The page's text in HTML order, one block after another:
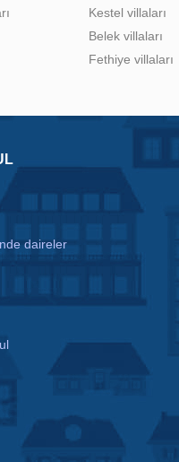
Kestel villaları
Belek villaları
Fethiye villaları
daireler